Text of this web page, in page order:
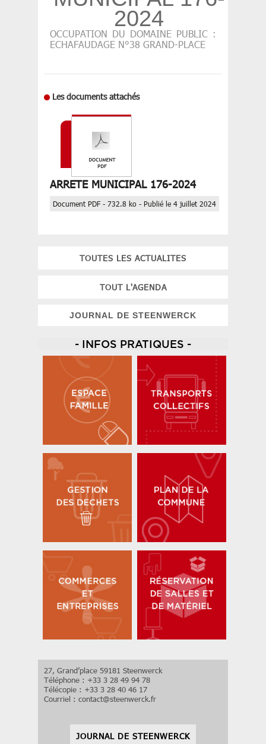
2024
OCCUPATION DU DOMAINE PUBLIC :
ECHAFAUDAGE N°38 GRAND-PLACE
Les documents attachés
ARRETE MUNICIPAL 176-2024
Document PDF - 732.8 ko - Publié le 4 juillet 2024
TOUTES LES ACTUALITES
TOUT L'AGENDA
JOURNAL DE STEENWERCK
- INFOS PRATIQUES -
27, Grand’place 59181 Steenwerck
Téléphone : +33 3 28 49 94 78
Télécopie : +33 3 28 40 46 17
Courriel : contact@steenwerck.fr
JOURNAL DE STEENWERCK